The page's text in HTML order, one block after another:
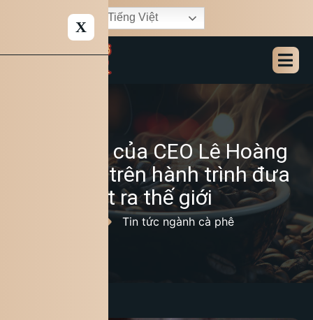
Tiếng Việt
X
Ba bài học của CEO Lê Hoàng
Diệp Thảo trên hành trình đưa
cà phê Việt ra thế giới
Tin tức ngành cà phê